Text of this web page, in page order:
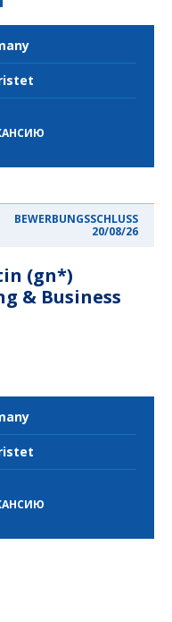
BEWERBUNGSSCHLUSS
20/08/26
(gn*)
& Business